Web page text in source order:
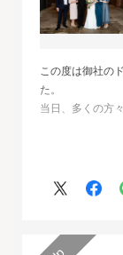
この度は御社の
た。
当日、多くの方
その旨をお伝え
人生最高の幸せ